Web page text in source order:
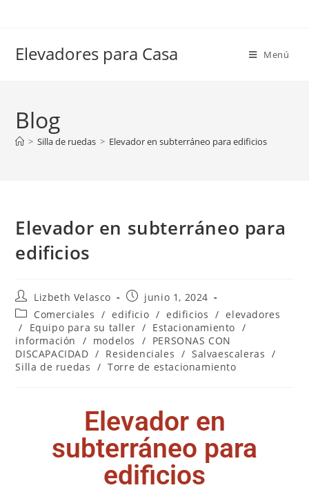
Elevadores para Casa Menú
Blog
> Silla de ruedas > Elevador en subterráneo para edificios
Elevador en subterráneo para
edificios
Lizbeth Velasco
junio 1, 2024
Comerciales / edificio / edificios / elevadores
/
Equipo para su taller / Estacionamiento /
información
/ modelos / PERSONAS CON
DISCAPACIDAD / Residenciales / Salvaescaleras /
Silla de ruedas / Torre de estacionamiento
Elevador en
subterráneo para
edificios